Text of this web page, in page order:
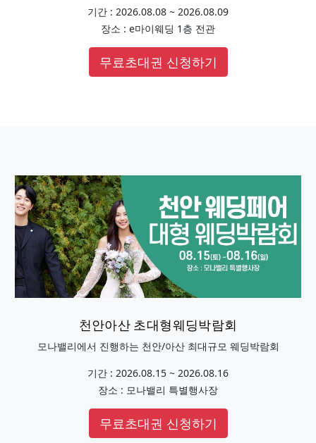
기간 : 2026.08.08 ~ 2026.08.09
장소 : e마이웨딩 1층 전관
무료초대권 신청하기
천안아산 초대형웨딩박람회
모나밸리에서 진행하는 천안/아산 최대규모 웨딩박람회
기간 : 2026.08.15 ~ 2026.08.16
장소 : 모나밸리 특별행사장
무료초대권 신청하기